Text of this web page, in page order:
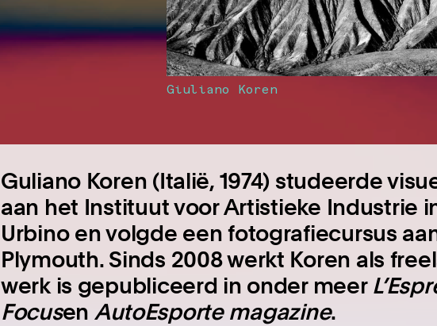
Giuliano Koren
Guliano Koren (Italië, 1974) studeerde
aan het Instituut voor Artistieke Industrie
Urbino en volgde een fotografiecursus
Plymouth. Sinds 2008 werkt Koren als
werk is gepubliceerd in onder meer
Focusen AutoEsporte magazine.